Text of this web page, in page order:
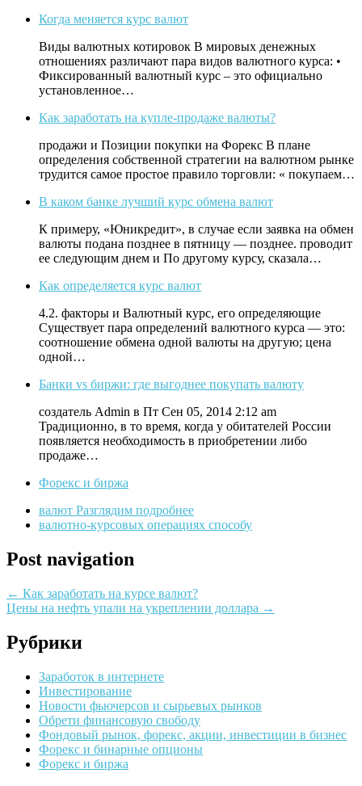
Когда меняется курс валют
Виды валютных котировок В мировых денежных
отношениях различают пара видов валютного курса: •
Фиксированный валютный курс – это официально
установленное…
Как заработать на купле-продаже валюты?
продажи и Позиции покупки на Форекс В плане
определения собственной стратегии на валютном рынке
трудится самое простое правило торговли: « покупаем…
В каком банке лучший курс обмена валют
К примеру, «Юникредит», в случае если заявка на обмен
валюты подана позднее в пятницу — позднее. проводит
ее следующим днем и По другому курсу, сказала…
Как определяется курс валют
4.2. факторы и Валютный курс, его определяющие
Существует пара определений валютного курса — это:
соотношение обмена одной валюты на другую; цена
одной…
Банки vs биржи: где выгоднее покупать валюту
создатель Admin в Пт Сен 05, 2014 2:12 am
Традиционно, в то время, когда у обитателей России
появляется необходимость в приобретении либо
продаже…
Форекс и биржа
валют Разглядим подробнее
валютно-курсовых операциях способу
Post navigation
← Как заработать на курсе валют?
Цены на нефть упали на укреплении доллара →
Рубрики
Заработок в интернете
Инвестирование
Новости фьючерсов и сырьевых рынков
Обрети финансовую свободу
Фондовый рынок, форекс, акции, инвестиции в бизнес
Форекс и бинарные опционы
Форекс и биржа